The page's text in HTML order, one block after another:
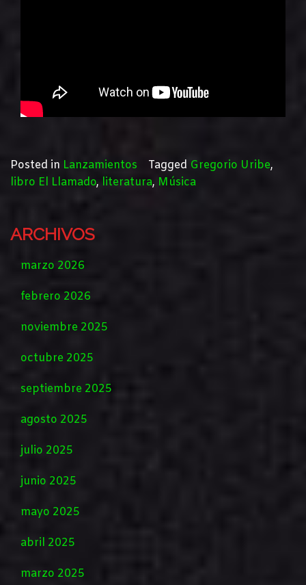
Posted in Lanzamientos Tagged Gregorio Uribe,
libro El Llamado, literatura, Música
ARCHIVOS
marzo 2026
febrero 2026
noviembre 2025
octubre 2025
septiembre 2025
agosto 2025
julio 2025
junio 2025
mayo 2025
abril 2025
marzo 2025